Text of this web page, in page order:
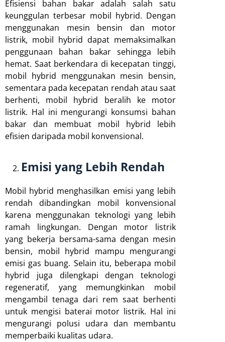
Efisiensi bahan bakar adalah salah satu
keunggulan terbesar mobil hybrid. Dengan
menggunakan mesin bensin dan motor
listrik, mobil hybrid dapat memaksimalkan
penggunaan bahan bakar sehingga lebih
hemat. Saat berkendara di kecepatan tinggi,
mobil hybrid menggunakan mesin bensin,
sementara pada kecepatan rendah atau saat
berhenti, mobil hybrid beralih ke motor
listrik. Hal ini mengurangi konsumsi bahan
bakar dan membuat mobil hybrid lebih
efisien daripada mobil konvensional.
Emisi yang Lebih Rendah
Mobil hybrid menghasilkan emisi yang lebih
rendah dibandingkan mobil konvensional
karena menggunakan teknologi yang lebih
ramah lingkungan. Dengan motor listrik
yang bekerja bersama-sama dengan mesin
bensin, mobil hybrid mampu mengurangi
emisi gas buang. Selain itu, beberapa mobil
hybrid juga dilengkapi dengan teknologi
regeneratif, yang memungkinkan mobil
mengambil tenaga dari rem saat berhenti
untuk mengisi baterai motor listrik. Hal ini
mengurangi polusi udara dan membantu
memperbaiki kualitas udara.